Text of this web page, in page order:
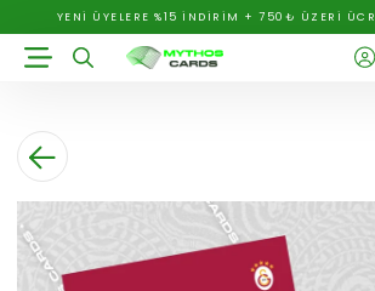
YENİ ÜYELERE %15 İNDİRİM + 750₺ ÜZERİ